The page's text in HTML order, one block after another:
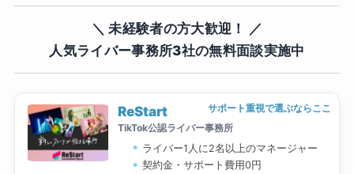
＼ 未経験者の方大歓迎！ ／
人気ライバー事務所3社の無料面談実施中
サポート重視で選ぶならここ
ReStart
TikTok公認ライバー事務所
ライバー1人に2名以上のマネージャー
契約金・サポート費用0円